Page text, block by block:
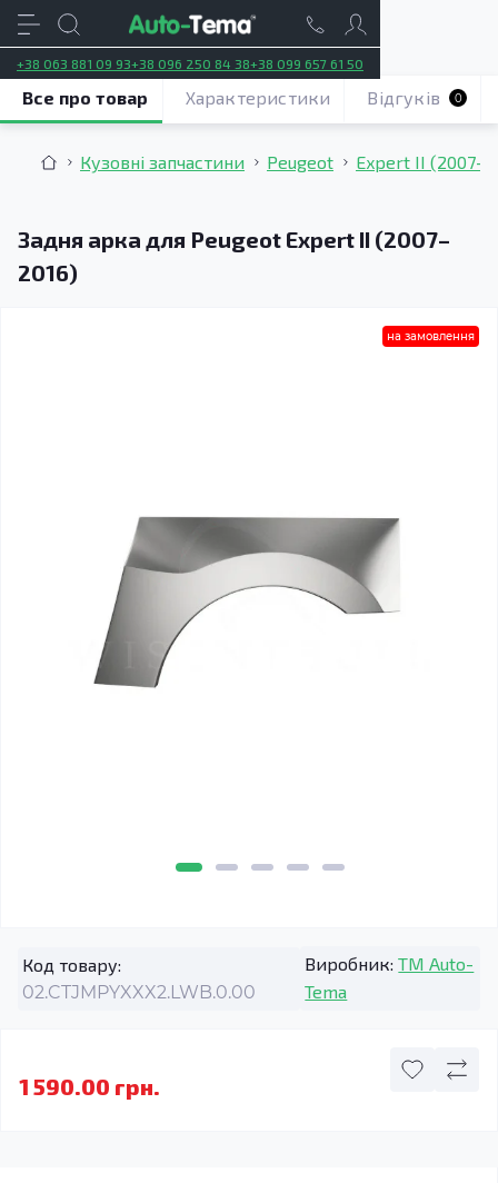
+38 063 881 09 93+38 096 250 84 38+38 099 657 61 50
Кузовні запчастини Peugeot Expert II
Задня арка для Peugeot Expert II (2007–
2016)
Все про товар Характеристики Відгуків 0
на замовлення
Код товару:
02.CTJMPYXXX2.LWB.0.00
Виробник: TM Auto-
Tema
1 590.00 грн.